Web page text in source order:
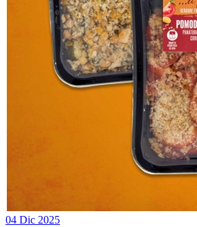
04 Dic 2025